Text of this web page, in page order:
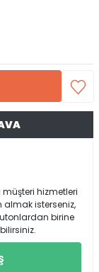
hizmetleri
almak isterseniz,
birine